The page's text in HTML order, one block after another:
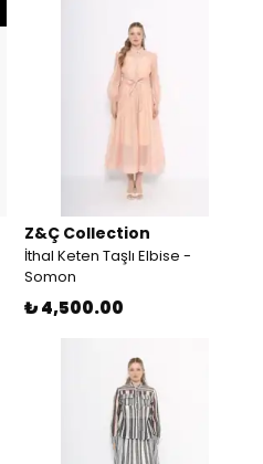
Z&Ç Collection
İthal Keten Taşlı Elbise -
Somon
₺ 4,500.00